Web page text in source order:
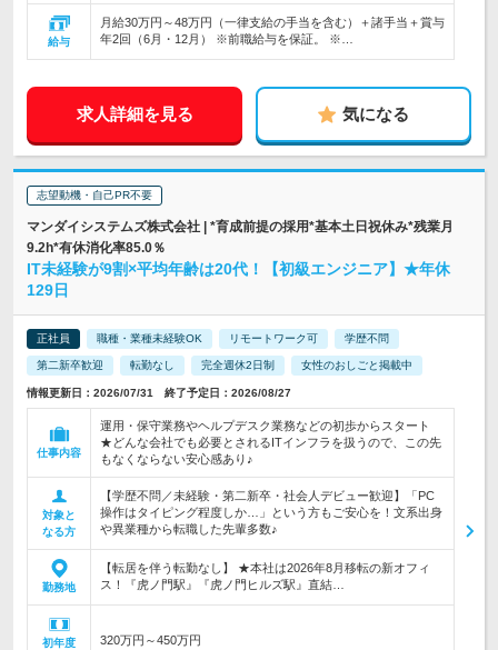
給与
月給30万円～48万円（一律支給の手当を含む）＋諸手当＋賞与
年2回（6月・12月） ※前職給与を保証。 ※…
求人詳細を見る 気になる
志望動機・自己PR不要
マンダイシステムズ株式会社 | *育成前提の採用*基本土日祝休み*残業月
9.2h*有休消化率85.0％
IT未経験が9割×平均年齢は20代！【初級エンジニア】★年休
129日
正社員 職種・業種未経験OK リモートワーク可 学歴不問
第二新卒歓迎 転勤なし 完全週休2日制 女性のおしごと掲載中
情報更新日：2026/07/31 終了予定日：2026/08/27
仕事内容
運用・保守業務やヘルプデスク業務などの初歩からスタート
★どんな会社でも必要とされるITインフラを扱うので、この先
もなくならない安心感あり♪
対象と
なる方
【学歴不問／未経験・第二新卒・社会人デビュー歓迎】「PC
操作はタイピング程度しか…」という方もご安心を！文系出身
や異業種から転職した先輩多数♪
勤務地
【転居を伴う転勤なし】 ★本社は2026年8月移転の新オフィ
ス！『虎ノ門駅』『虎ノ門ヒルズ駅』直結…
初年度
320万円～450万円